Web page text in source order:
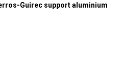
Guirec support aluminium